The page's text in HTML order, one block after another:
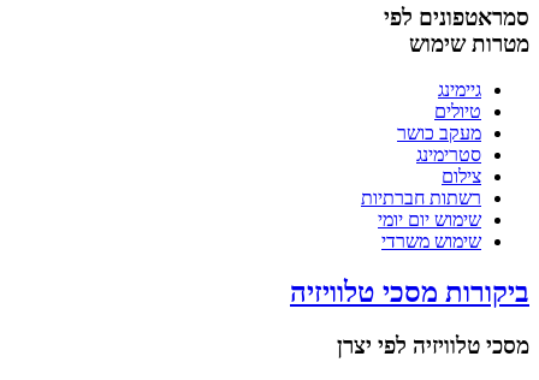
סמראטפונים לפי
מטרות שימוש
גיימינג
טיולים
מעקב כושר
סטרימינג
צילום
רשתות חברתיות
שימוש יום יומי
שימוש משרדי
ביקורות מסכי טלוויזיה
מסכי טלוויזיה לפי יצרן